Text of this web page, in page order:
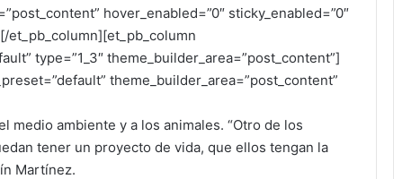
hover_enabled=”0″ sticky_enabled=”0″
et_pb_column][et_pb_column
type=”1_3″ theme_builder_area=”post_content”]
theme_builder_area=”post_content”
medio ambiente y a los animales. “Otro de los
tener un proyecto de vida, que ellos tengan la
Martínez.